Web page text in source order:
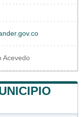
Acevedo